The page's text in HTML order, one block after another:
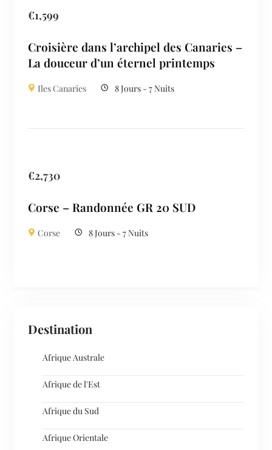
€1,599
Croisière dans l’archipel des Canaries –
La douceur d’un éternel printemps
Iles Canaries 8 Jours - 7 Nuits
€2,730
Corse – Randonnée GR 20 SUD
Corse 8 Jours - 7 Nuits
Destination
Afrique Australe
Afrique de l'Est
Afrique du Sud
Afrique Orientale